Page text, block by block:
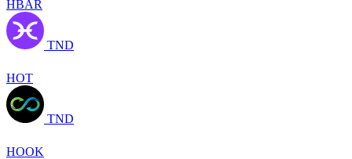
HBAR
TND
HOT
TND
HOOK